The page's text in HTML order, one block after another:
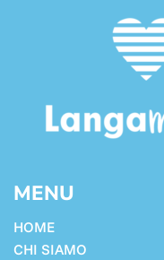
MENU
HOME
CHI SIAMO